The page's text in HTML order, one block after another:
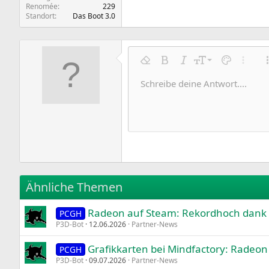
Renomée
229
Standort
Das Boot 3.0
Formatierung entfernen
Fett KursivSchriftgröße
9
10
18
Textfarbe
Schriftfamilie
Arial
Times New Roman
Verdana
Durchgestrichen
Unterstrichen
Inline-Code
Inline-Spoiler
Insert horizontal line
SpoilerCode
Schreibe deine Antwort....
Ähnliche Themen
PCGH Radeon auf Steam: Rekordhoch dank
P3D-Bot 12.06.2026 Partner-News
PCGH Grafikkarten bei Mindfactory:
P3D-Bot 09.07.2026 Partner-News